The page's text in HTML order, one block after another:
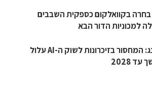
BMW בחרה בקוואלקום כספקית השבבים
למכוניות הדור הבא
סמסונג: המחסור בזיכרונות לשוק ה-AI עלול
2028